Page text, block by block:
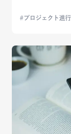
プロジェクト進